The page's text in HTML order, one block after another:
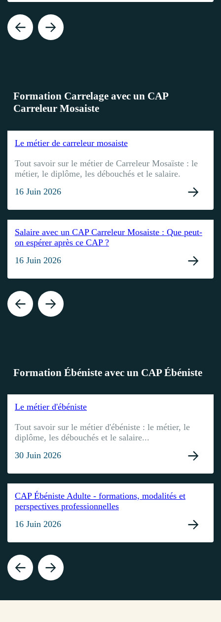
Formation Carrelage avec un CAP
Carreleur Mosaiste
Le métier de carreleur mosaiste
Tout savoir sur le métier de Carreleur Mosaïste : le
métier, le diplôme, les débouchés et le salaire.
16 Juin 2026
Salaire avec un CAP Carreleur Mosaiste : Que peut-
on espérer après ce CAP ?
16 Juin 2026
Formation Ébéniste avec un CAP Ébéniste
Le métier d'ébéniste
Tout savoir sur le métier d'ébéniste : le métier, le
diplôme, les débouchés et le salaire...
30 Juin 2026
CAP Ébéniste Adulte - formations, modalités et
perspectives professionnelles
16 Juin 2026